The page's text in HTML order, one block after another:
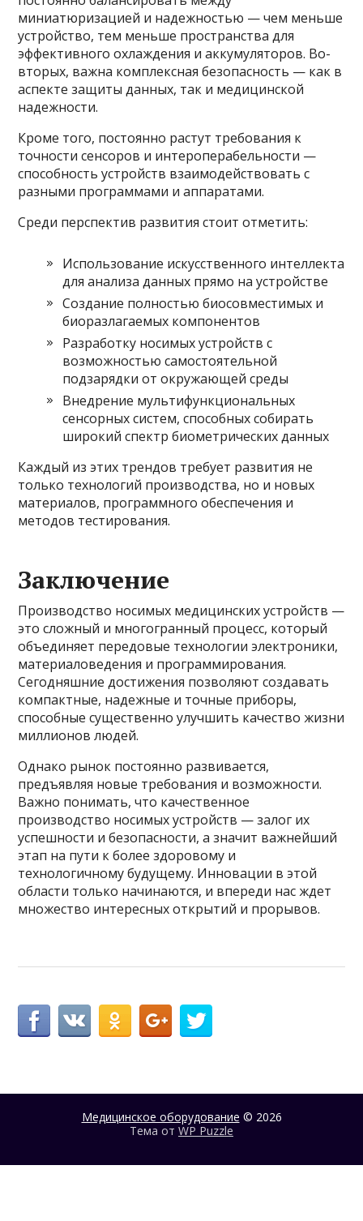
миниатюризацией и надежностью — чем меньше
устройство, тем меньше пространства для
эффективного охлаждения и аккумуляторов. Во-
вторых, важна комплексная безопасность — как в
аспекте защиты данных, так и медицинской
надежности.
Кроме того, постоянно растут требования к
точности сенсоров и интероперабельности —
способность устройств взаимодействовать с
разными программами и аппаратами.
Среди перспектив развития стоит отметить:
Использование искусственного интеллекта
для анализа данных прямо на устройстве
Создание полностью биосовместимых и
биоразлагаемых компонентов
Разработку носимых устройств с
возможностью самостоятельной
подзарядки от окружающей среды
Внедрение мультифункциональных
сенсорных систем, способных собирать
широкий спектр биометрических данных
Каждый из этих трендов требует развития не
только технологий производства, но и новых
материалов, программного обеспечения и
методов тестирования.
Заключение
Производство носимых медицинских устройств —
это сложный и многогранный процесс, который
объединяет передовые технологии электроники,
материаловедения и программирования.
Сегодняшние достижения позволяют создавать
компактные, надежные и точные приборы,
способные существенно улучшить качество жизни
миллионов людей.
Однако рынок постоянно развивается,
предъявляя новые требования и возможности.
Важно понимать, что качественное
производство носимых устройств — залог их
успешности и безопасности, а значит важнейший
этап на пути к более здоровому и
технологичному будущему. Инновации в этой
области только начинаются, и впереди нас ждет
множество интересных открытий и прорывов.
Медицинское оборудование © 2026
Тема от WP Puzzle